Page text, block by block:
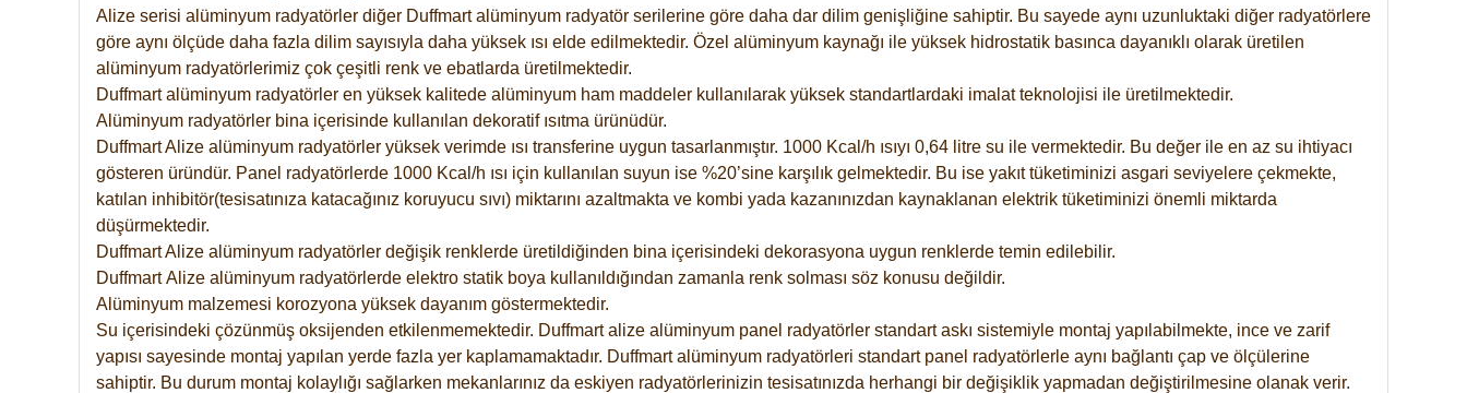
Alize serisi alüminyum radyatörler diğer Duffmart alüminyum radyatör serilerine göre daha dar dilim genişliğine sahiptir. Bu sayede aynı uzunluktaki diğer radyatörlere
göre aynı ölçüde daha fazla dilim sayısıyla daha yüksek ısı elde edilmektedir. Özel alüminyum kaynağı ile yüksek hidrostatik basınca dayanıklı olarak üretilen
alüminyum radyatörlerimiz çok çeşitli renk ve ebatlarda üretilmektedir.
Duffmart alüminyum radyatörler en yüksek kalitede alüminyum ham maddeler kullanılarak yüksek standartlardaki imalat teknolojisi ile üretilmektedir.
Alüminyum radyatörler bina içerisinde kullanılan dekoratif ısıtma ürünüdür.
Duffmart Alize alüminyum radyatörler yüksek verimde ısı transferine uygun tasarlanmıştır. 1000 Kcal/h ısıyı 0,64 litre su ile vermektedir. Bu değer ile en az su ihtiyacı
gösteren üründür. Panel radyatörlerde 1000 Kcal/h ısı için kullanılan suyun ise %20’sine karşılık gelmektedir. Bu ise yakıt tüketiminizi asgari seviyelere çekmekte,
katılan inhibitör(tesisatınıza katacağınız koruyucu sıvı) miktarını azaltmakta ve kombi yada kazanınızdan kaynaklanan elektrik tüketiminizi önemli miktarda
düşürmektedir.
Duffmart Alize alüminyum radyatörler değişik renklerde üretildiğinden bina içerisindeki dekorasyona uygun renklerde temin edilebilir.
DuffmartAlize alüminyum radyatörlerde elektro statik boya kullanıldığından zamanla renk solması söz konusu değildir.
Alüminyum malzemesi korozyona yüksek dayanım göstermektedir.
Su içerisindeki çözünmüş oksijenden etkilenmemektedir. Duffmart alize alüminyum panel radyatörler standart askı sistemiyle montaj yapılabilmekte, ince ve zarif
yapısı sayesinde montaj yapılan yerde fazla yer kaplamamaktadır. Duffmart alüminyum radyatörleri standart panel radyatörlerle aynı bağlantı çap ve ölçülerine
sahiptir. Bu durum montaj kolaylığı sağlarken mekanlarınız da eskiyen radyatörlerinizin tesisatınızda herhangi bir değişiklik yapmadan değiştirilmesine olanak verir.